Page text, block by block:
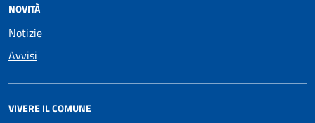
NOVITÀ
Notizie
Avvisi
VIVERE IL COMUNE